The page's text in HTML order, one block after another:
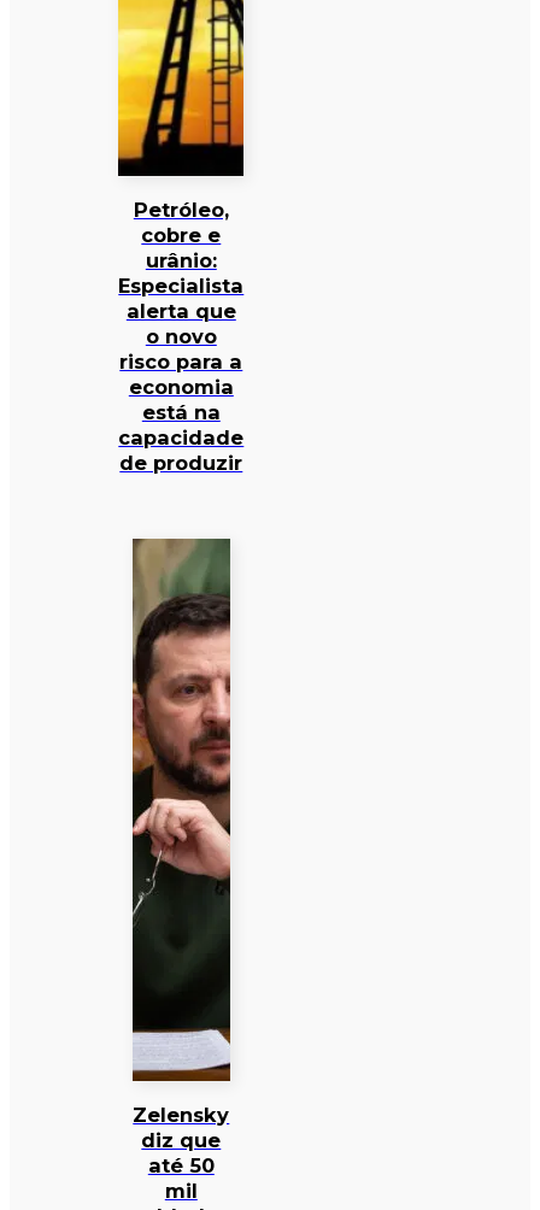
Petróleo,
cobre e
urânio:
Especialista
alerta que
o novo
risco para a
economia
está na
capacidade
de produzir
Zelensky
diz que
até 50
mil